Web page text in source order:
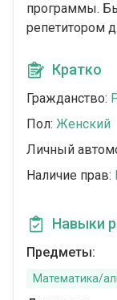
программы.
репетитором
Кратко
Гражданство:
Пол: Женский
Личный
Наличие прав:
Навыки
Предметы:
Математика/